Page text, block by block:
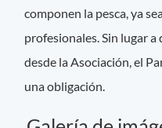
componen la pesca, ya
profesionales. Sin lugar
desde la Asociación, el
una obligación.